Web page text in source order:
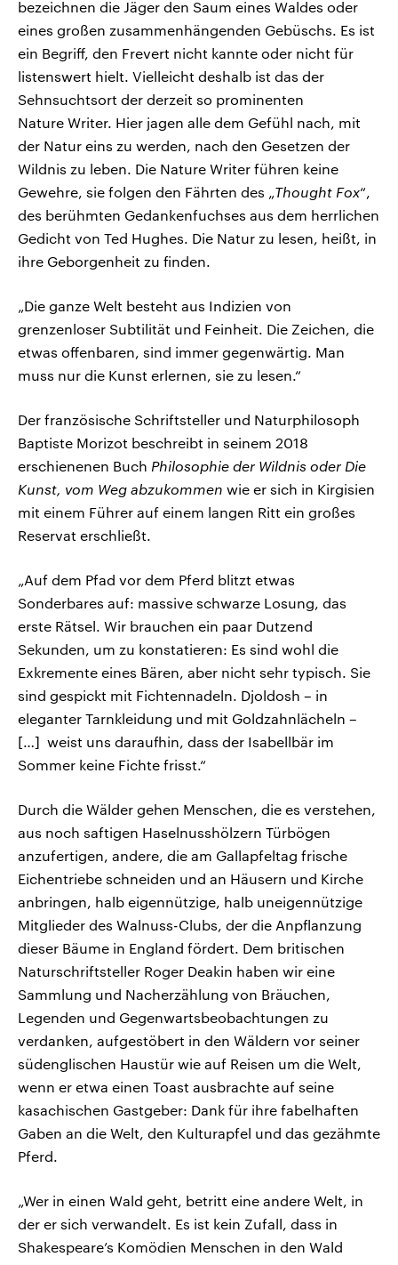
bezeichnen die Jäger den Saum eines Waldes oder
eines großen zusammenhängenden Gebüschs. Es ist
ein Begriff, den Frevert nicht kannte oder nicht für
listenswert hielt. Vielleicht deshalb ist das der
Sehnsuchtsort der derzeit so prominenten
Nature Writer. Hier jagen alle dem Gefühl nach, mit
der Natur eins zu werden, nach den Gesetzen der
Wildnis zu leben. Die Nature Writer führen keine
Gewehre, sie folgen den Fährten des „Thought Fox“,
des berühmten Gedankenfuchses aus dem herrlichen
Gedicht von Ted Hughes. Die Natur zu lesen, heißt, in
ihre Geborgenheit zu finden.
„Die ganze Welt besteht aus Indizien von
grenzenloser Subtilität und Feinheit. Die Zeichen, die
etwas offenbaren, sind immer gegenwärtig. Man
muss nur die Kunst erlernen, sie zu lesen.“
Der französische Schriftsteller und Naturphilosoph
Baptiste Morizot beschreibt in seinem 2018
erschienenen Buch Philosophie der Wildnis oder Die
Kunst, vom Weg abzukommen wie er sich in Kirgisien
mit einem Führer auf einem langen Ritt ein großes
Reservat erschließt.
„Auf dem Pfad vor dem Pferd blitzt etwas
Sonderbares auf: massive schwarze Losung, das
erste Rätsel. Wir brauchen ein paar Dutzend
Sekunden, um zu konstatieren: Es sind wohl die
Exkremente eines Bären, aber nicht sehr typisch. Sie
sind gespickt mit Fichtennadeln. Djoldosh – in
eleganter Tarnkleidung und mit Goldzahnlächeln –
[…] weist uns daraufhin, dass der Isabellbär im
Sommer keine Fichte frisst.“
Durch die Wälder gehen Menschen, die es verstehen,
aus noch saftigen Haselnusshölzern Türbögen
anzufertigen, andere, die am Gallapfeltag frische
Eichentriebe schneiden und an Häusern und Kirche
anbringen, halb eigennützige, halb uneigennützige
Mitglieder des Walnuss-Clubs, der die Anpflanzung
dieser Bäume in England fördert. Dem britischen
Naturschriftsteller Roger Deakin haben wir eine
Sammlung und Nacherzählung von Bräuchen,
Legenden und Gegenwartsbeobachtungen zu
verdanken, aufgestöbert in den Wäldern vor seiner
südenglischen Haustür wie auf Reisen um die Welt,
wenn er etwa einen Toast ausbrachte auf seine
kasachischen Gastgeber: Dank für ihre fabelhaften
Gaben an die Welt, den Kulturapfel und das gezähmte
Pferd.
„Wer in einen Wald geht, betritt eine andere Welt, in
der er sich verwandelt. Es ist kein Zufall, dass in
Shakespeare’s Komödien Menschen in den Wald